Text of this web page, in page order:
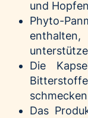
und
Phyto-
Die
Das